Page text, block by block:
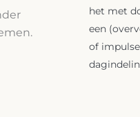
het met
een
of